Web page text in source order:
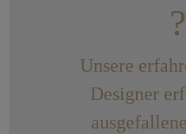
?
Unsere
Designer